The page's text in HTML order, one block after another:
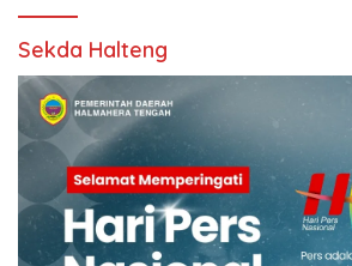
Sekda Halteng